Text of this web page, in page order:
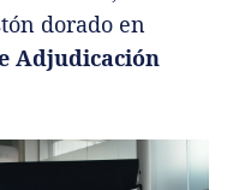
dorado en
Adjudicación